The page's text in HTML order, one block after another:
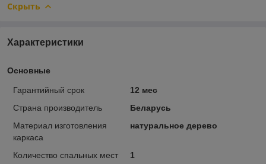
Скрыть
Характеристики
Основные
Гарантийный срок
12 мес
Страна производитель
Беларусь
Материал изготовления
каркаса
натуральное дерево
Количество спальных мест
1